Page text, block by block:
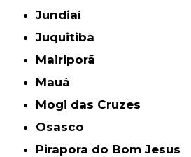
Jundiaí
Juquitiba
Mairiporã
Mauá
Mogi das Cruzes
Osasco
Pirapora do Bom Jesus